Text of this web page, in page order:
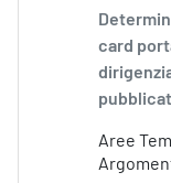
card
Aree